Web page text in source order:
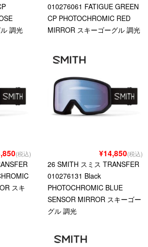
調光
010276061 FATIGUE GREEN
CP PHOTOCHROMIC RED
MIRROR スキーゴーグル 調光
(税込)
スキ
¥14,850(税込)
26 SMITH スミス TRANSFER
010276131 Black
PHOTOCHROMIC BLUE
SENSOR MIRROR スキーゴー
グル 調光